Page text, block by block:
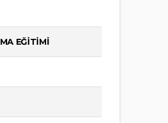
EĞİTİMİ